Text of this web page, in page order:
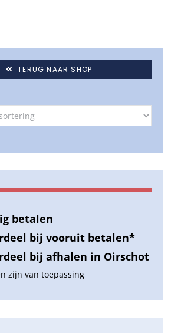
TERUG NAAR SHOP
betalen
bij vooruit betalen*
bij afhalen in Oirschot
zijn van toepassing